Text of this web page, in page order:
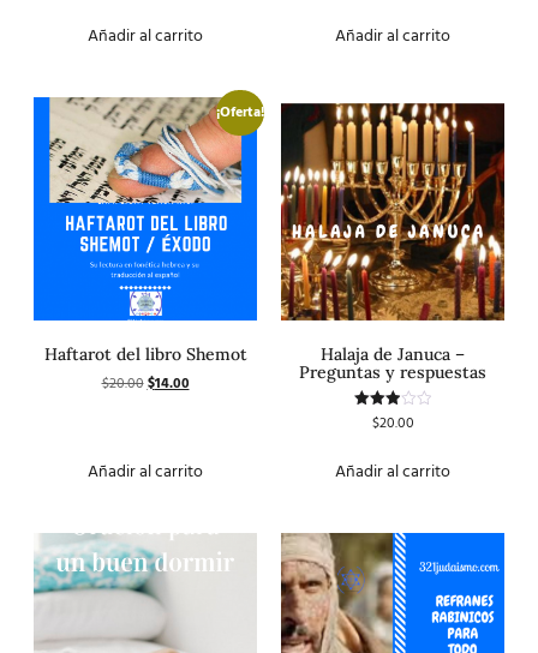
Añadir al carrito Añadir al carrito
¡Oferta!
Haftarot del libro Shemot
$20.00$14.00
Añadir al carrito
Halaja de Januca –
Preguntas y respuestas
Valorado
con
de 5
$20.00
Añadir al carrito